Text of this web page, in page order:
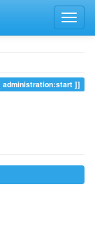
administration:start